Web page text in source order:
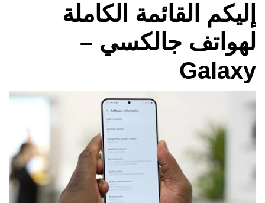
إليكم القائمة الكاملة
لهواتف جالكسي –
Galaxy